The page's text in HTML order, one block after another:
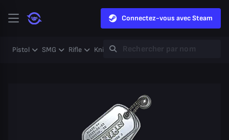
Connectez-vous avec Steam
Pistol SMG Rifle Knife Gloves Heavy Case